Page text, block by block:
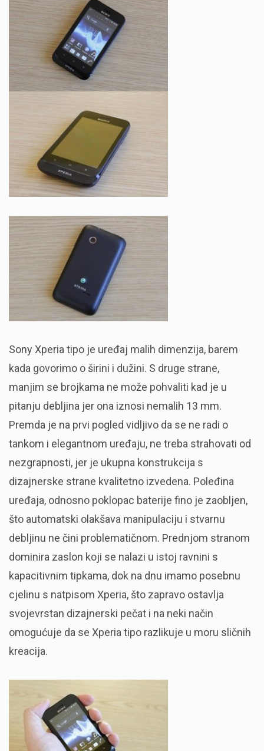
Sony Xperia tipo je uređaj malih dimenzija, barem
kada govorimo o širini i dužini. S druge strane,
manjim se brojkama ne može pohvaliti kad je u
pitanju debljina jer ona iznosi nemalih 13 mm.
Premda je na prvi pogled vidljivo da se ne radi o
tankom i elegantnom uređaju, ne treba strahovati od
nezgrapnosti, jer je ukupna konstrukcija s
dizajnerske strane kvalitetno izvedena. Poleđina
uređaja, odnosno poklopac baterije fino je zaobljen,
što automatski olakšava manipulaciju i stvarnu
debljinu ne čini problematičnom. Prednjom stranom
dominira zaslon koji se nalazi u istoj ravnini s
kapacitivnim tipkama, dok na dnu imamo posebnu
cjelinu s natpisom Xperia, što zapravo ostavlja
svojevrstan dizajnerski pečat i na neki način
omogućuje da se Xperia tipo razlikuje u moru sličnih
kreacija.